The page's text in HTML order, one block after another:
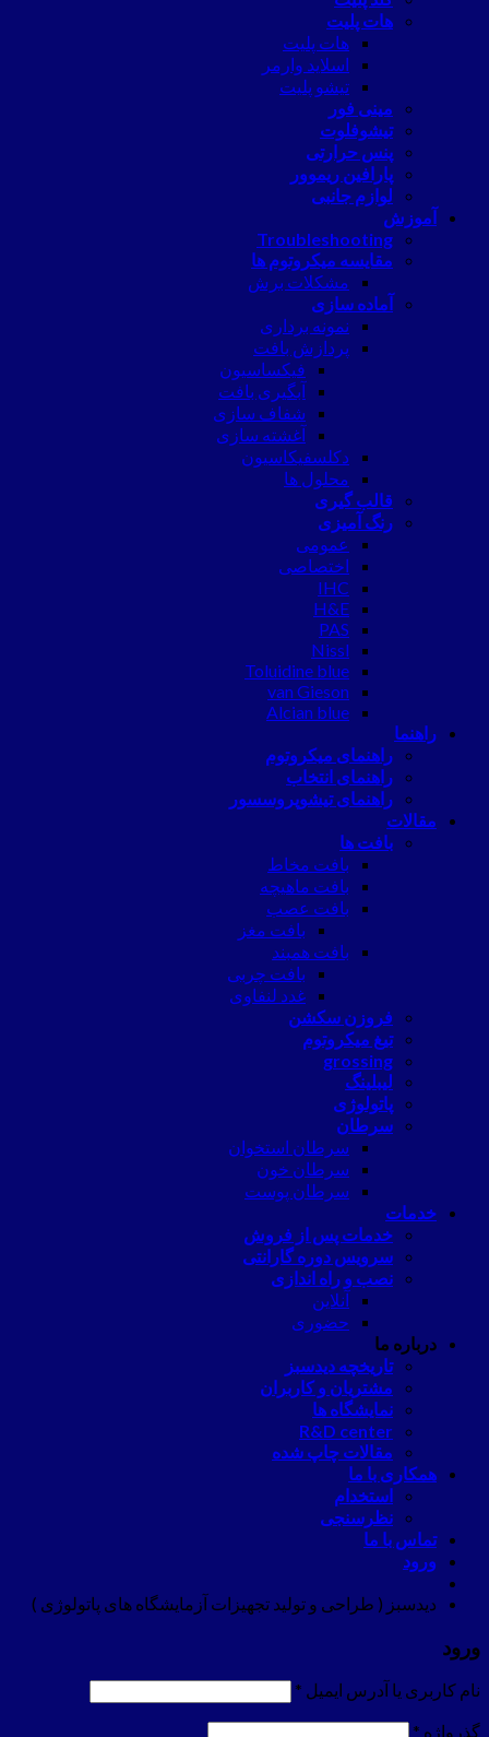
هات پلیت
هات پلیت
اسلاید وارمر
تیشو پلیت
مینی فور
تیشوفلوت
پنس حرارتی
پارافین ریموور
لوازم جانبی
آموزش
Troubleshooting
مقایسه میکروتوم ها
مشکلات برش
آماده سازی
نمونه برداری
پردازش بافت
فیکساسیون
آبگیری بافت
شفاف سازی
آغشته سازی
دکلسفیکاسیون
محلول ها
قالب گیری
رنگ آمیزی
عمومی
اختصاصی
IHC
H&E
PAS
Nissl
Toluidine blue
van Gieson
Alcian blue
راهنما
راهنمای میکروتوم
راهنمای انتخاب
راهنمای تیشوپروسسور
مقالات
بافت ها
بافت مخاط
بافت ماهیچه
بافت عصب
بافت مغز
بافت همبند
بافت چربی
غدد لنفاوی
فروزن سکشن
تیغ میکروتوم
grossing
لیبلینگ
پاتولوژی
سرطان
سرطان استخوان
سرطان خون
سرطان پوست
خدمات
خدمات پس از فروش
سرویس دوره گارانتی
نصب و راه اندازی
آنلاین
حضوری
درباره ما
تاریخچه دیدسبز
مشتریان و کاربران
نمایشگاه ها
R&D center
مقالات چاپ شده
همکاری با ما
استخدام
نظرسنجی
تماس با ما
ورود
دیدسبز ( طراحی و تولید تجهیزات آزمایشگاه های پاتولوژی )
ورود
نام کاربری یا آدرس ایمیل *
گذرواژه *